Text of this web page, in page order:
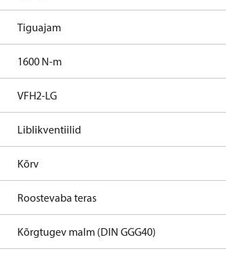
Tiguajam
1600 N-m
VFH2-LG
Liblikventiilid
Kõrv
Roostevaba teras
Kõrgtugev malm (DIN GGG40)